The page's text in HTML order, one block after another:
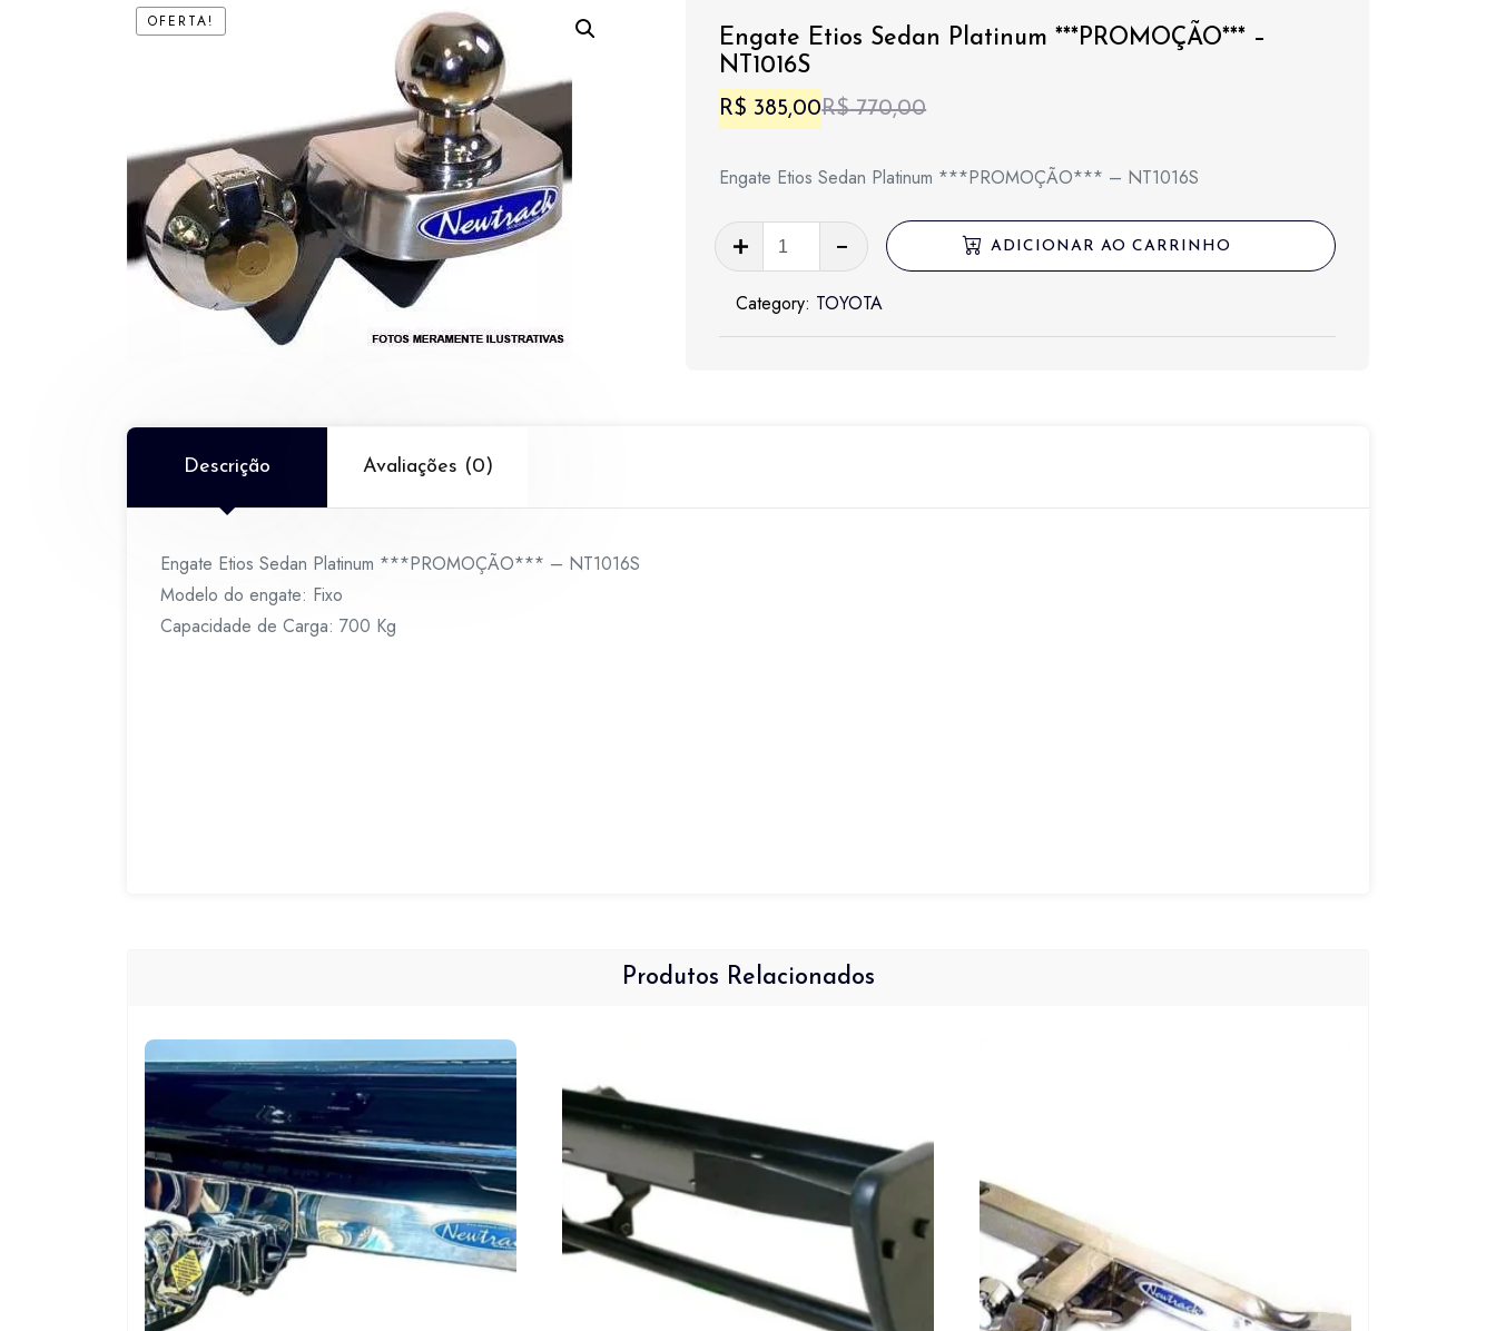
OFERTA!
Engate Etios Sedan Platinum ***PROMOÇÃO*** –
NT1016S
R$770,00O
original
era:
R$ 770,00.
R$ 385,00
O
atual
é:
R$ 385,00.
Engate Etios Sedan Platinum ***PROMOÇÃO*** – NT1016S
Engate
Etios
Sedan
ADICIONAR AO CARRINHO
Category: TOYOTA
Descrição Avaliações (0)
Engate Etios Sedan Platinum ***PROMOÇÃO*** – NT1016S
Modelo do engate: Fixo
Capacidade de Carga: 700 Kg
Produtos Relacionados